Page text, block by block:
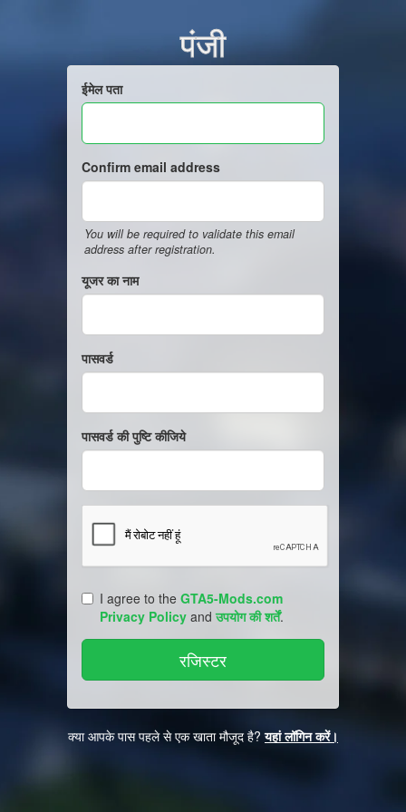
पंजी
ईमेल पता
Confirm email address
You will be required to validate this email
address after registration.
यूजर का नाम
पासवर्ड
पासवर्ड की पुष्टि कीजिये
I agree to the GTA5-Mods.com
Privacy Policy andउपयोग की शर्तें.
क्या आपके पास पहले से एक खाता मौजूद है?यहां लॉगिन करें।